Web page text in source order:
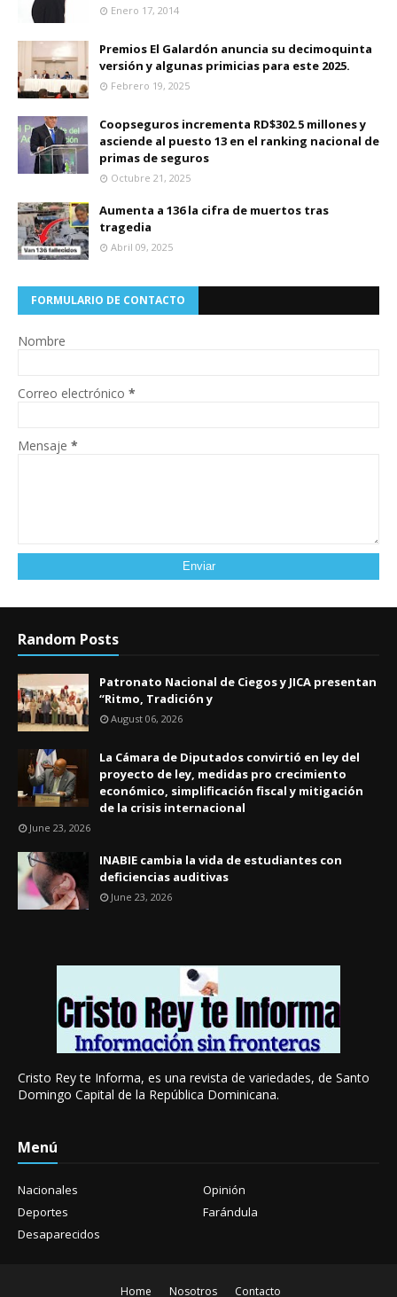
Enero 17, 2014
Premios El Galardón anuncia su decimoquinta
versión y algunas primicias para este 2025.
Febrero 19, 2025
Coopseguros incrementa RD$302.5 millones y
asciende al puesto 13 en el ranking nacional de
primas de seguros
Octubre 21, 2025
Aumenta a 136 la cifra de muertos tras
tragedia
Abril 09, 2025
FORMULARIO DE CONTACTO
Nombre
Correo electrónico *
Mensaje *
Random Posts
Patronato Nacional de Ciegos y JICA presentan
“Ritmo, Tradición y
August 06, 2026
La Cámara de Diputados convirtió en ley del
proyecto de ley, medidas pro crecimiento
económico, simplificación fiscal y mitigación
de la crisis internacional
June 23, 2026
INABIE cambia la vida de estudiantes con
deficiencias auditivas
June 23, 2026
Cristo Rey te Informa, es una revista de variedades, de Santo
Domingo Capital de la República Dominicana.
Menú
Nacionales
Opinión
Deportes
Farándula
Desaparecidos
Home Nosotros Contacto